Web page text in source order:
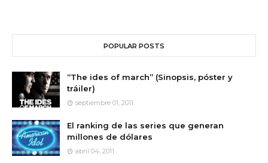
POPULAR POSTS
“The ides of march” (Sinopsis, póster y
tráiler)
septiembre 01, 2011
El ranking de las series que generan
millones de dólares
abril 04, 2011